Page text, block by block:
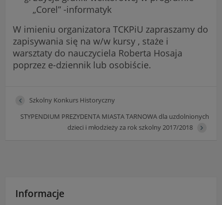
„Corel” -informatyk
W imieniu organizatora TCKPiU zapraszamy do
zapisywania się na w/w kursy , staże i
warsztaty do nauczyciela Roberta Hosaja
poprzez e-dziennik lub osobiście.
Szkolny Konkurs Historyczny
STYPENDIUM PREZYDENTA MIASTA TARNOWA dla uzdolnionych
dzieci i młodzieży za rok szkolny 2017/2018
Informacje